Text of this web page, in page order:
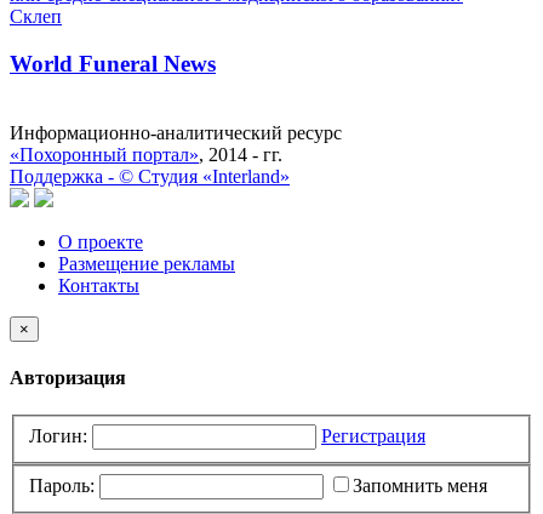
Склеп
World Funeral News
Информационно-аналитический ресурс
«Похоронный портал», 2014 - гг.
Поддержка - © Cтудия «Interland»
О проекте
Размещение рекламы
Контакты
×
Авторизация
Логин: Регистрация
Пароль: Запомнить меня